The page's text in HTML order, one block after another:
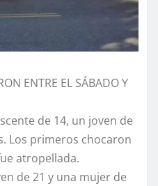
ENTRE EL SÁBADO Y
de 14, un joven de
Los primeros chocaron
atropellada.
de 21 y una mujer de